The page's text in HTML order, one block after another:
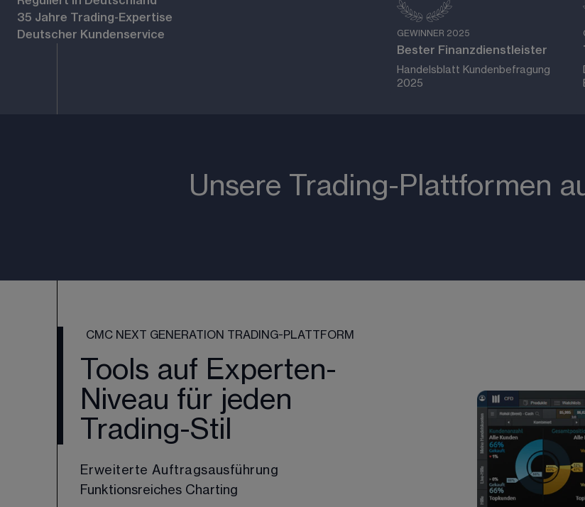
35 Jahre Trading-Expertise
Deutscher Kundenservice
GEWINNER 2025
Bester Finanzdienstleister
Handelsblatt Kundenbefragung
2025
Unsere Trading-Plattformen
CMC NEXT GENERATION TRADING-PLATTFORM
Tools auf Experten-
Niveau für jeden
Trading-Stil
Erweiterte Auftragsausführung
Funktionsreiches Charting